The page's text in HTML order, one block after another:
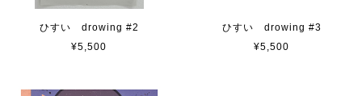
ひすい drowing #2
¥5,500
ひすい drowing #3
¥5,500